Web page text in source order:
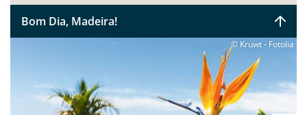
Sie bitte zunächst probieren, bevor Sie ihn sich auf den
Tischen der Markthalle Funchals anschauen. Verpassen
sollten Sie keinesfalls Madeiras Nationalgericht
„Espetata“ - die aufgespießten Rinderstücke, welche
über den Holzkohlegrill zubereitet werden. Diese Reise
vereint alle Schönheiten der Insel: Natur, Meer,
Entspannung, Kultur, Tradition und Kulinarik. Ihr
Bom Dia, Madeira!
© Kruwt - Fotolia